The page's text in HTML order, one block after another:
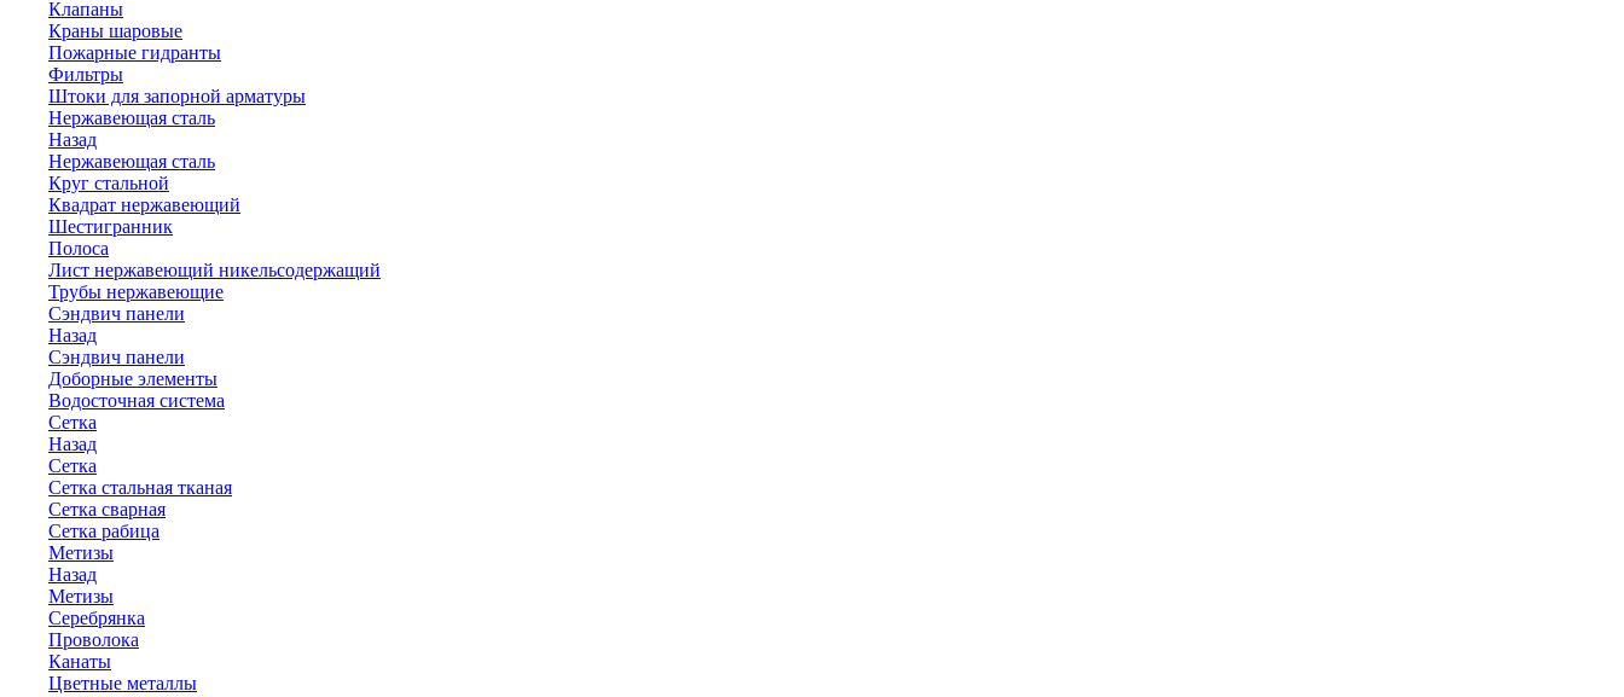
Клапаны
Краны шаровые
Пожарные гидранты
Фильтры
Штоки для запорной арматуры
Нержавеющая сталь
Назад
Нержавеющая сталь
Круг стальной
Квадрат нержавеющий
Шестигранник
Полоса
Лист нержавеющий никельсодержащий
Трубы нержавеющие
Сэндвич панели
Назад
Сэндвич панели
Доборные элементы
Водосточная система
Сетка
Назад
Сетка
Сетка стальная тканая
Сетка сварная
Сетка рабица
Метизы
Назад
Метизы
Серебрянка
Проволока
Канаты
Цветные металлы